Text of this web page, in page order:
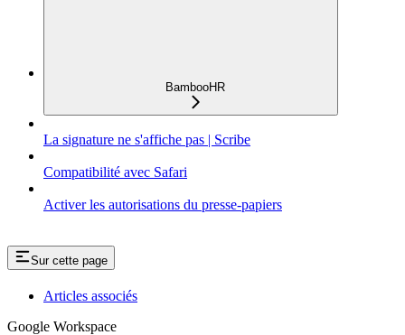
BambooHR
La signature ne s'affiche pas | Scribe
Compatibilité avec Safari
Activer les autorisations du presse-papiers
Sur cette page
Articles associés
Google Workspace